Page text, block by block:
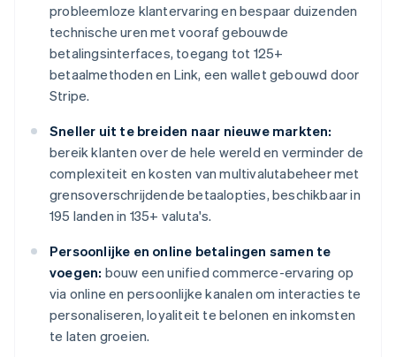
probleemloze klantervaring en bespaar duizenden
technische uren met vooraf gebouwde
betalingsinterfaces, toegang tot 125+
betaalmethoden en Link, een wallet gebouwd door
Stripe.
Sneller uit te breiden naar nieuwe markten:
bereik klanten over de hele wereld en verminder de
complexiteit en kosten van multivalutabeheer met
grensoverschrijdende betaalopties, beschikbaar in
195 landen in 135+ valuta's.
Persoonlijke en online betalingen samen te
voegen: bouw een unified commerce-ervaring op
via online en persoonlijke kanalen om interacties te
personaliseren, loyaliteit te belonen en inkomsten
te laten groeien.